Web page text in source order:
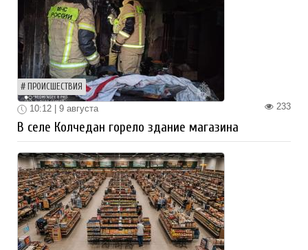
ПРОИСШЕСТВИЯ
233
10:12 | 9 августа
В селе Колчедан горело здание магазина